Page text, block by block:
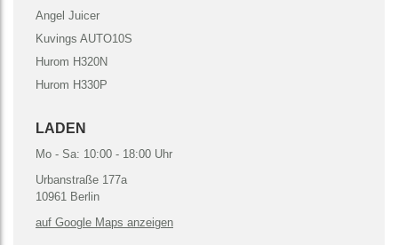
Angel Juicer
Kuvings AUTO10S
Hurom H320N
Hurom H330P
LADEN
Mo - Sa: 10:00 - 18:00 Uhr
Urbanstraße 177a
10961 Berlin
auf Google Maps anzeigen